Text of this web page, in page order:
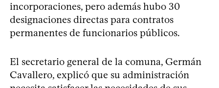
incorporaciones, pero además hubo 30
designaciones directas para contratos
permanentes de funcionarios públicos.
El secretario general de la comuna, Germán
Cavallero, explicó que su administración